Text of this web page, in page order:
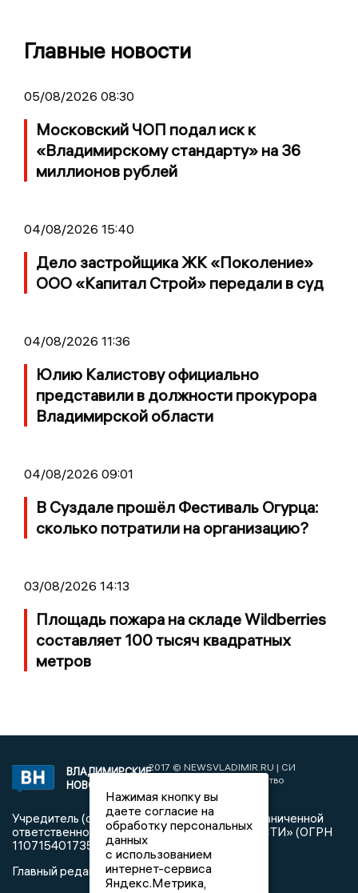
Главные новости
05/08/2026 08:30
Московский ЧОП подал иск к
«Владимирскому стандарту» на 36
миллионов рублей
04/08/2026 15:40
Дело застройщика ЖК «Поколение»
ООО «Капитал Строй» передали в суд
04/08/2026 11:36
Юлию Калистову официально
представили в должности прокурора
Владимирской области
04/08/2026 09:01
В Суздале прошёл Фестиваль Огурца:
сколько потратили на организацию?
03/08/2026 14:13
Площадь пожара на складе Wildberries
составляет 100 тысяч квадратных
метров
ВЛАДИМИРСКИЕ
НОВОСТИ
2017 © NEWSVLADIMIR.RU | СИ
«Информационное агентство
Владимирские новости»
Учредитель (соучредители): Общество с ограниченной
ответственностью «РЕГИОНАЛЬНЫЕ НОВОСТИ» (ОГРН
1107154017354)
Главный редактор: Мазов С. А.
Нажимая кнопку вы
даете согласие на
обработку персональных
данных
с использованием
интернет-сервиса
Яндекс.Метрика,